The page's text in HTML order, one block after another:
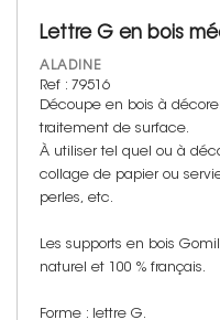
Lettre G en bois
ALADINE
Ref : 79516
Découpe en bois à
traitement de surface.
À utiliser tel quel ou à
collage de papier ou
perles, etc.
Les supports en bois
naturel et 100 % français.
Forme : lettre G.